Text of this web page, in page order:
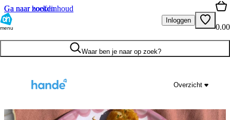
Ga naar hoofdinhoud
Ga naar zoeken
menu
Inloggen
0.00
Waar ben je naar op zoek?
Overzicht